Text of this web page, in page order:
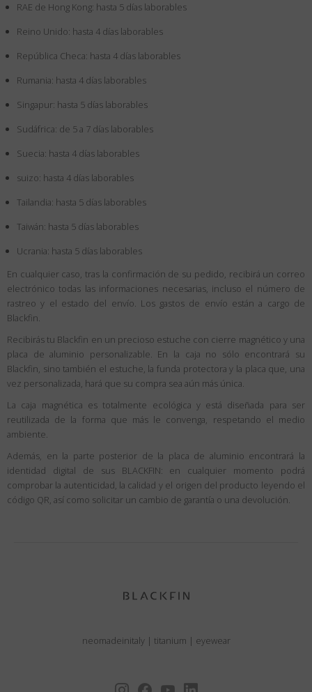
RAE de Hong Kong: hasta 5 días laborables
Reino Unido: hasta 4 días laborables
República Checa: hasta 4 días laborables
Rumania: hasta 4 días laborables
Singapur: hasta 5 días laborables
Sudáfrica: de 5 a 7 días laborables
Suecia: hasta 4 días laborables
suizo: hasta 4 días laborables
Tailandia: hasta 5 días laborables
Taiwán: hasta 5 días laborables
Ucrania: hasta 5 días laborables
En cualquier caso, tras la confirmación de su pedido, recibirá un correo
electrónico todas las informaciones necesarias, incluso el número de
rastreo y el estado del envío. Los gastos de envío están a cargo de
Blackfin.
Recibirás tu Blackfin en un precioso estuche con cierre magnético y una
placa de aluminio personalizable. En la caja no sólo encontrará su
Blackfin, sino también el estuche, la funda protectora y la placa que, una
vez personalizada, hará que su compra sea aún más única.
La caja magnética es totalmente ecológica y está diseñada para ser
reutilizada de la forma que más le convenga, respetando el medio
ambiente.
Además, en la parte posterior de la placa de aluminio encontrará la
identidad digital de sus BLACKFIN: en cualquier momento podrá
comprobar la autenticidad, la calidad y el origen del producto leyendo el
código QR, así como solicitar un cambio de garantía o una devolución.
neomadeinitaly | titanium | eyewear